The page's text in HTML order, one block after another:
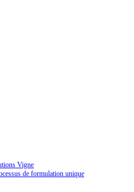
Vigne
de formulation unique